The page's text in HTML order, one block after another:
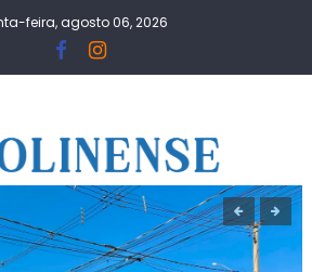
feira, agosto 06, 2026